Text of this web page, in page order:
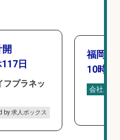
日
フプラネッ
by 求人ボックス
福岡「
10時間
会社名